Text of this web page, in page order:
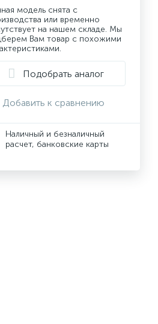
модель снята с
или временно
на нашем складе. Мы
Вам товар с похожими
Подобрать аналог
Добавить к сравнению
Наличный и безналичный
расчет, банковские карты